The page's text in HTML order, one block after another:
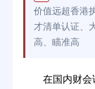
价值远超香港
才清单认证、
高、瞄准高
在国内财会证